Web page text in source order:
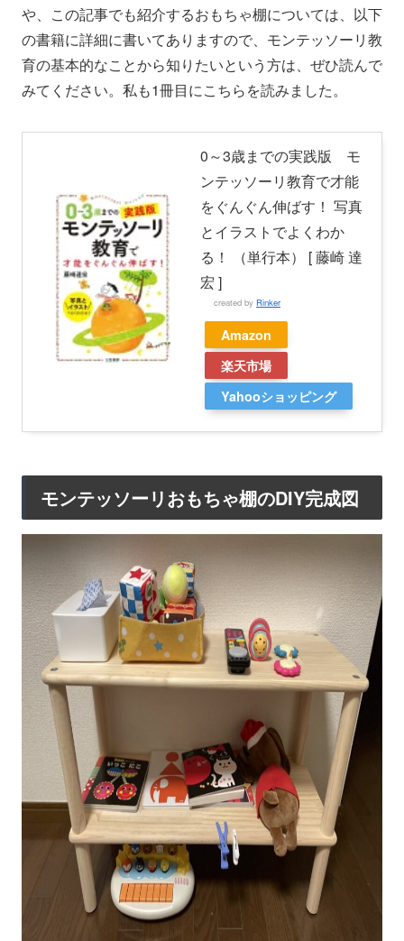
や、この記事でも紹介するおもちゃ棚については、以下
の書籍に詳細に書いてありますので、モンテッソーリ教
育の基本的なことから知りたいという方は、ぜひ読んで
みてください。私も1冊目にこちらを読みました。
0～3歳までの実践版 モ
ンテッソーリ教育で才能
をぐんぐん伸ばす！ 写真
とイラストでよくわか
る！ （単行本） [ 藤崎 達
宏 ]
created by Rinker
Amazon
楽天市場
Yahooショッピング
モンテッソーリおもちゃ棚のDIY完成図